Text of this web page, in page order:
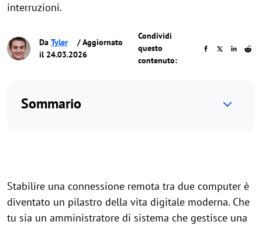
interruzioni.
Da Tyler
/ Aggiornato
il 24.03.2026
Condividi
questo
contenuto:
Sommario
Stabilire una connessione remota tra due computer è
diventato un pilastro della vita digitale moderna. Che
tu sia un amministratore di sistema che gestisce una